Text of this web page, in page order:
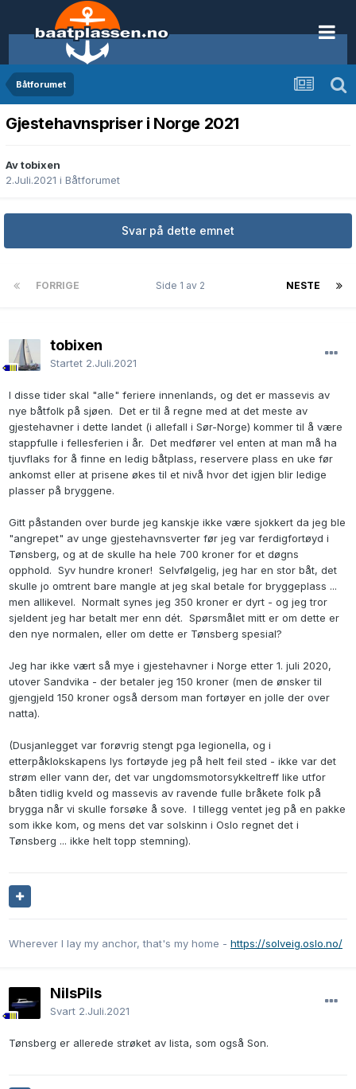
Båtforumet
Gjestehavnspriser i Norge 2021
Av tobixen
2.Juli.2021 i Båtforumet
Svar på dette emnet
FORRIGE NESTE
Side 1 av 2
tobixen
Startet 2.Juli.2021
I disse tider skal "alle" feriere innenlands, og det er massevis av
nye båtfolk på sjøen. Det er til å regne med at det meste av
gjestehavner i dette landet (i allefall i Sør-Norge) kommer til å være
stappfulle i fellesferien i år. Det medfører vel enten at man må ha
tjuvflaks for å finne en ledig båtplass, reservere plass en uke før
ankomst eller at prisene økes til et nivå hvor det igjen blir ledige
plasser på bryggene.
Gitt påstanden over burde jeg kanskje ikke være sjokkert da jeg ble
"angrepet" av unge gjestehavnsverter før jeg var ferdigfortøyd i
Tønsberg, og at de skulle ha hele 700 kroner for et døgns
opphold. Syv hundre kroner! Selvfølgelig, jeg har en stor båt, det
skulle jo omtrent bare mangle at jeg skal betale for bryggeplass ...
men allikevel. Normalt synes jeg 350 kroner er dyrt - og jeg tror
sjeldent jeg har betalt mer enn dét. Spørsmålet mitt er om dette er
den nye normalen, eller om dette er Tønsberg spesial?
Jeg har ikke vært så mye i gjestehavner i Norge etter 1. juli 2020,
utover Sandvika - der betaler jeg 150 kroner (men de ønsker til
gjengjeld 150 kroner også dersom man fortøyer en jolle der over
natta).
(Dusjanlegget var forøvrig stengt pga legionella, og i
etterpåklokskapens lys fortøyde jeg på helt feil sted - ikke var det
strøm eller vann der, det var ungdomsmotorsykkeltreff like utfor
båten tidlig kveld og massevis av ravende fulle bråkete folk på
brygga når vi skulle forsøke å sove. I tillegg ventet jeg på en pakke
som ikke kom, og mens det var solskinn i Oslo regnet det i
Tønsberg ... ikke helt topp stemning).
Wherever I lay my anchor, that's my home - https://solveig.oslo.no/
NilsPils
Svart 2.Juli.2021
Tønsberg er allerede strøket av lista, som også Son.